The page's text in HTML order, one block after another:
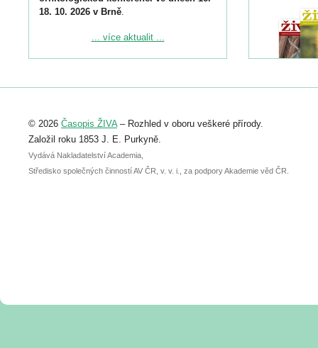
18. 10. 2026 v Brně.
Podrobnější informace ke konferenci
Registrovat se můžete do 6. září.
abstraktu přihlášené přednášky nebo
posteru je už 30. června.
... více aktualit ...
© 2026 Časopis ŽIVA– Rozhled v oboru veškeré přírody.
Založil roku 1853 J. E. Purkyně.
Vydává Nakladatelství Academia,
Středisko společných činností AV ČR, v. v. i., za podpory Akademie věd ČR.